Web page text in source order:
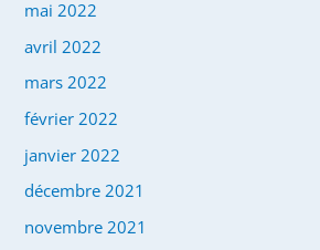
mai 2022
avril 2022
mars 2022
février 2022
janvier 2022
décembre 2021
novembre 2021